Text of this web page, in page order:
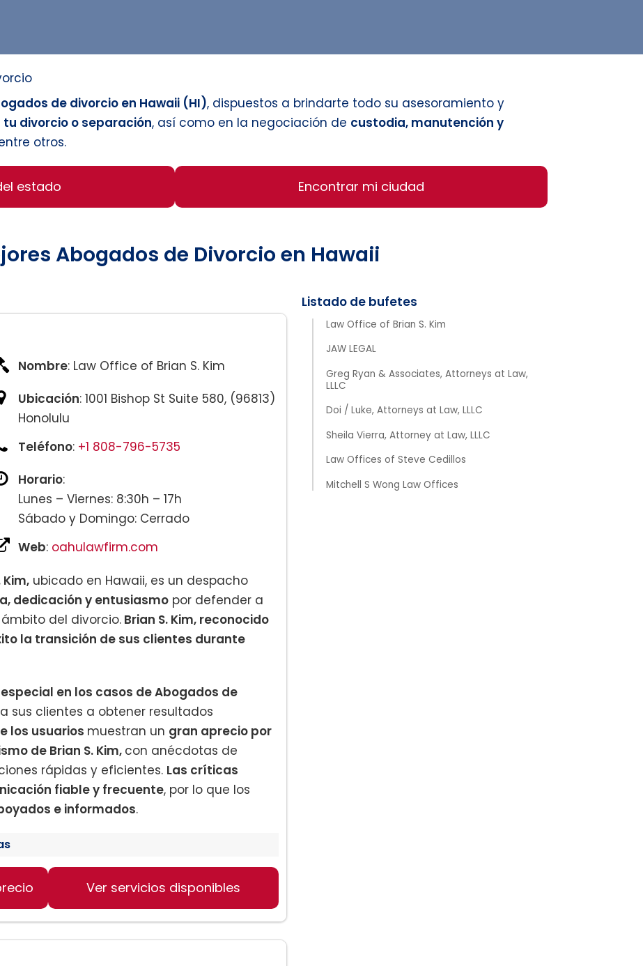
de divorcio en Hawaii (HI), dispuestos a brindarte todo su asesoramiento y
tu divorcio o separación, así como en la negociación de custodia, manutención y
otros.
estado Encontrar mi ciudad
Abogados de Divorcio en Hawaii
Law Office of Brian S. Kim
JAW LEGAL
Greg Ryan & Associates, Attorneys at Law,
LLLC
Doi / Luke, Attorneys at Law, LLLC
Sheila Vierra, Attorney at Law, LLLC
Law Offices of Steve Cedillos
Mitchell S Wong Law Offices
Nombre: Law Office of Brian S. Kim
Ubicación: 1001 Bishop St Suite 580, (96813)
Honolulu
Teléfono: +1 808-796-5735
Horario:
Lunes – Viernes: 8:30h – 17h
Sábado y Domingo: Cerrado
Web: oahulawfirm.com
ubicado en Hawaii, es un despacho
dedicación y entusiasmo por defender a
del divorcio. Brian S. Kim, reconocido
la transición de sus clientes durante
en los casos de Abogados de
sus clientes a obtener resultados
los usuarios muestran un gran aprecio por
de Brian S. Kim, con anécdotas de
rápidas y eficientes. Las críticas
fiable y frecuente, por lo que los
e informados.
Ver servicios disponibles